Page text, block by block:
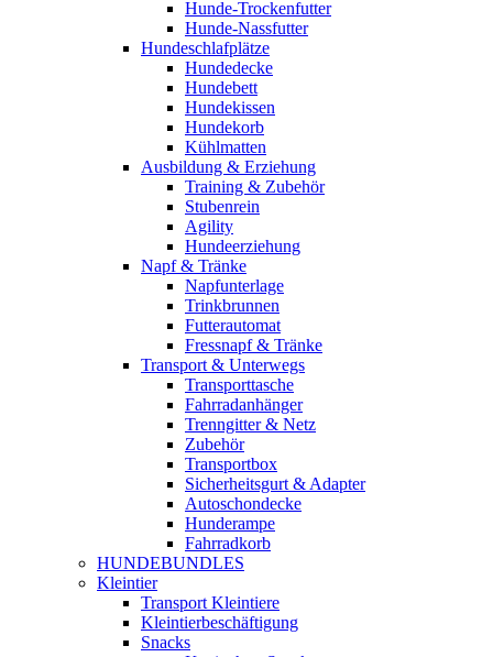
Hunde-Trockenfutter
Hunde-Nassfutter
Hundeschlafplätze
Hundedecke
Hundebett
Hundekissen
Hundekorb
Kühlmatten
Ausbildung & Erziehung
Training & Zubehör
Stubenrein
Agility
Hundeerziehung
Napf & Tränke
Napfunterlage
Trinkbrunnen
Futterautomat
Fressnapf & Tränke
Transport & Unterwegs
Transporttasche
Fahrradanhänger
Trenngitter & Netz
Zubehör
Transportbox
Sicherheitsgurt & Adapter
Autoschondecke
Hunderampe
Fahrradkorb
HUNDEBUNDLES
Kleintier
Transport Kleintiere
Kleintierbeschäftigung
Snacks